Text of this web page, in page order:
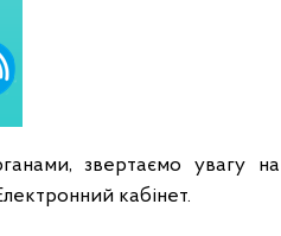
звертаємо увагу на
кабінет.